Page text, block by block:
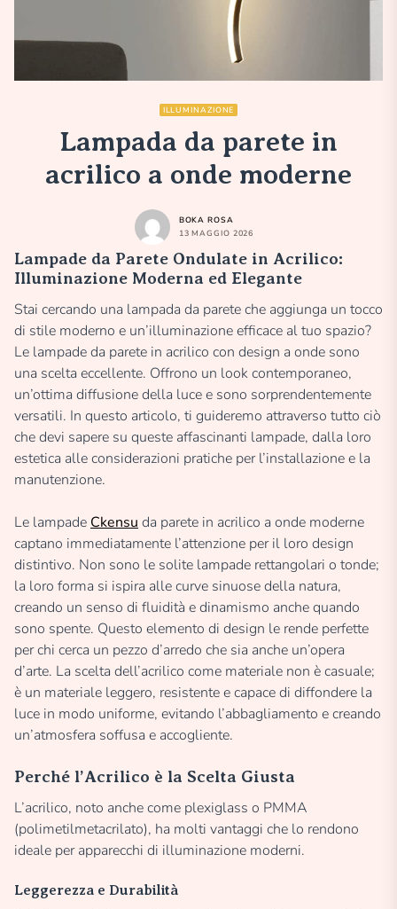
ILLUMINAZIONE
Lampada da parete in
acrilico a onde moderne
BOKA ROSA
13 MAGGIO 2026
Lampade da Parete Ondulate in Acrilico:
Illuminazione Moderna ed Elegante
Stai cercando una lampada da parete che aggiunga un tocco
di stile moderno e un’illuminazione efficace al tuo spazio?
Le lampade da parete in acrilico con design a onde sono
una scelta eccellente. Offrono un look contemporaneo,
un’ottima diffusione della luce e sono sorprendentemente
versatili. In questo articolo, ti guideremo attraverso tutto ciò
che devi sapere su queste affascinanti lampade, dalla loro
estetica alle considerazioni pratiche per l’installazione e la
manutenzione.
Le lampade Ckensu da parete in acrilico a onde moderne
captano immediatamente l’attenzione per il loro design
distintivo. Non sono le solite lampade rettangolari o tonde;
la loro forma si ispira alle curve sinuose della natura,
creando un senso di fluidità e dinamismo anche quando
sono spente. Questo elemento di design le rende perfette
per chi cerca un pezzo d’arredo che sia anche un’opera
d’arte. La scelta dell’acrilico come materiale non è casuale;
è un materiale leggero, resistente e capace di diffondere la
luce in modo uniforme, evitando l’abbagliamento e creando
un’atmosfera soffusa e accogliente.
Perché l’Acrilico è la Scelta Giusta
L’acrilico, noto anche come plexiglass o PMMA
(polimetilmetacrilato), ha molti vantaggi che lo rendono
ideale per apparecchi di illuminazione moderni.
Leggerezza e Durabilità